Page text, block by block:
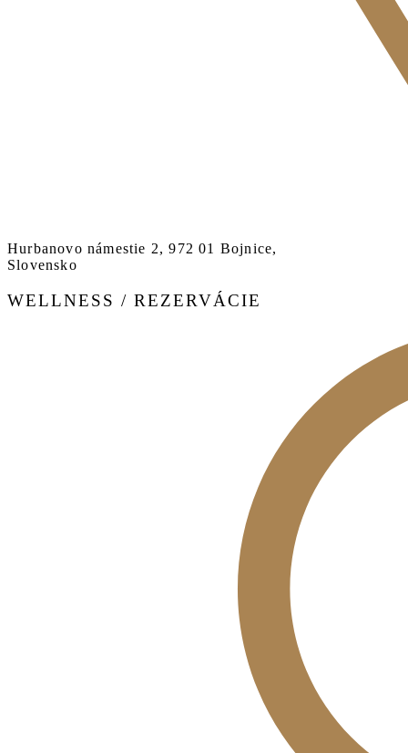
Hurbanovo námestie 2, 972 01 Bojnice,
Slovensko
WELLNESS / REZERVÁCIE